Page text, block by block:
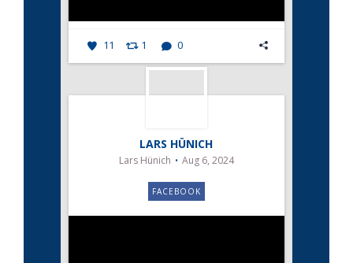
11 1 0
LARS HÜNICH
Lars Hünich Aug 6, 2024
FACEBOOK